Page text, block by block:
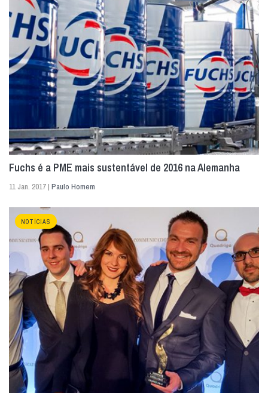
Fuchs é a PME mais sustentável de 2016 na Alemanha
11 Jan. 2017 | Paulo Homem
NOTÍCIAS